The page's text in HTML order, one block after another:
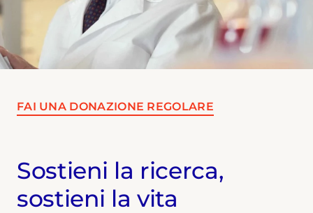
FAI UNA DONAZIONE REGOLARE
Sostieni la ricerca,
sostieni la vita